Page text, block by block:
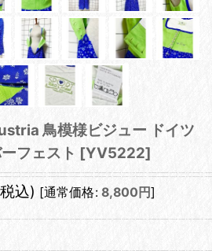
鳥模様ビジュー ドイツ
フェスト [YV5222]
込) [通常価格: 8,800 円]